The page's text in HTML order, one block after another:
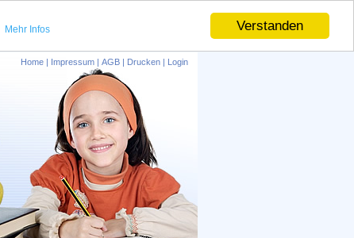
Verstanden
Mehr Infos
Home | Impressum | AGB | Drucken | Login